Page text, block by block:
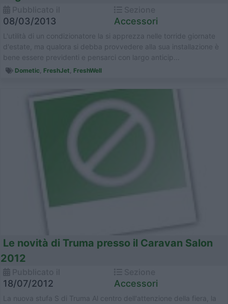
08/03/2013 Accessori
L'utilità di un condizionatore la si apprezza nelle torride giornate
d'estate, ma qualora si debba provvedere alla sua installazione è
bene essere previdenti e pensarci con largo anticip...
Dometic FreshJet FreshWell
Le novità di Truma presso il Caravan Salon
2012
18/07/2012 Accessori
La nuova stufa S di Truma Al centro dell'attenzione della fiera, la